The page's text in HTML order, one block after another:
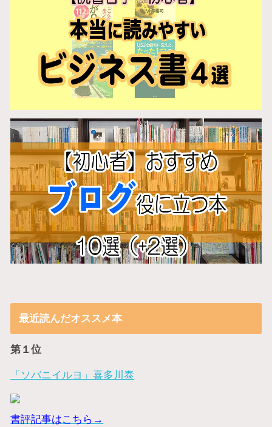
最近読んだオススメ本
第１位
「ソバニイルヨ」喜多川泰
書評記事はこちら→